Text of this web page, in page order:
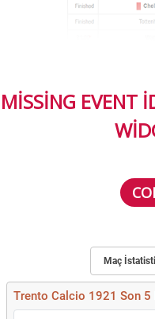
MISSING EVENT
Maç
Trento Calcio 1921 Son 5